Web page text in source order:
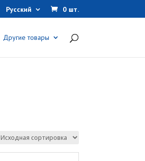
Русский 0 шт.
Другие товары